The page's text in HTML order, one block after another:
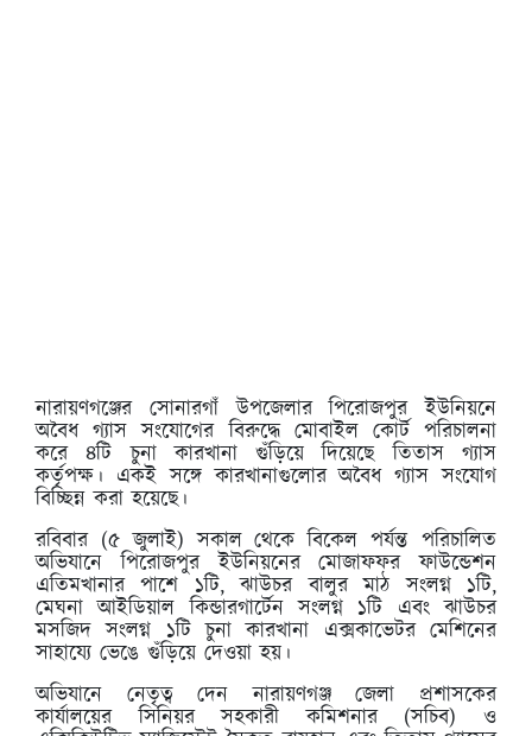
নারায়ণগঞ্জের সোনারগাঁ উপজেলার পিরোজপুর ইউনিয়নে
অবৈধ গ্যাস সংযোগের বিরুদ্ধে মোবাইল কোর্ট পরিচালনা
করে ৪টি চুনা কারখানা গুঁড়িয়ে দিয়েছে তিতাস গ্যাস
কর্তৃপক্ষ। একই সঙ্গে কারখানাগুলোর অবৈধ গ্যাস সংযোগ
বিচ্ছিন্ন করা হয়েছে।
রবিবার (৫ জুলাই) সকাল থেকে বিকেল পর্যন্ত পরিচালিত
অভিযানে পিরোজপুর ইউনিয়নের মোজাফফর ফাউন্ডেশন
এতিমখানার পাশে ১টি, ঝাউচর বালুর মাঠ সংলগ্ন ১টি,
মেঘনা আইডিয়াল কিন্ডারগার্টেন সংলগ্ন ১টি এবং ঝাউচর
মসজিদ সংলগ্ন ১টি চুনা কারখানা এক্সকাভেটর মেশিনের
সাহায্যে ভেঙে গুঁড়িয়ে দেওয়া হয়।
অভিযানে নেতৃত্ব দেন নারায়ণগঞ্জ জেলা প্রশাসকের
কার্যালয়ের সিনিয়র সহকারী কমিশনার (সচিব) ও